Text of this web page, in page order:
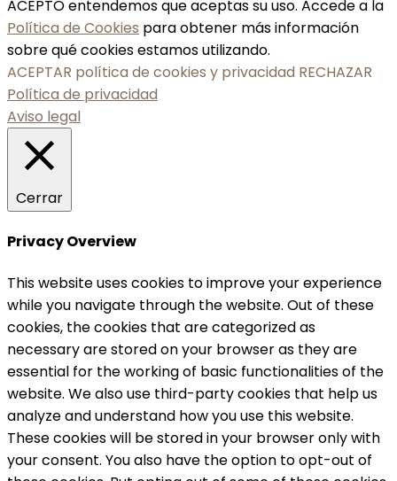
ACEPTO entendemos que aceptas su uso. Accede a la
Política de Cookies para obtener más información
sobre qué cookies estamos utilizando.
ACEPTAR política de cookies y privacidad RECHAZAR
Política de privacidad
Aviso legal
Cerrar
Privacy Overview
This website uses cookies to improve your experience
while you navigate through the website. Out of these
cookies, the cookies that are categorized as
necessary are stored on your browser as they are
essential for the working of basic functionalities of the
website. We also use third-party cookies that help us
analyze and understand how you use this website.
These cookies will be stored in your browser only with
your consent. You also have the option to opt-out of